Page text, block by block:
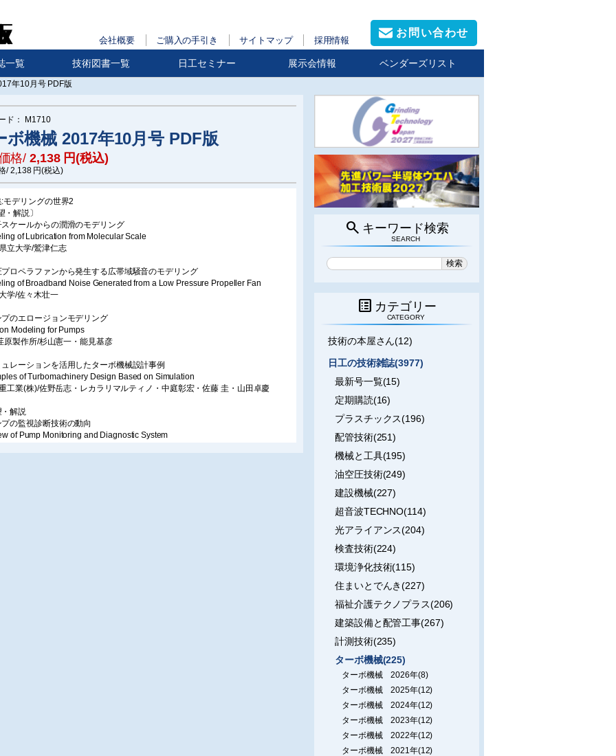
会社概要 ご購入の手引き サイトマップ 採用情報
お問い合わせ
一覧 技術図書一覧 日工セミナー 展示会情報 ベンダーズリスト
年10月号 PDF版
ド： M1710
ボ機械 2017年10月号 PDF版
格/ 2,138円(税込)
/ 2,138円(税込)
モデリングの世界2
・解説〕
スケールからの潤滑のモデリング
of Lubrication from Molecular Scale
立大学/鷲津仁志
プロペラファンから発生する広帯域騒音のモデリング
of Broadband Noise Generated from a Low Pressure Propeller Fan
学/佐々木壮一
プのエロージョンモデリング
Modeling for Pumps
原製作所/杉山憲一・能見基彦
ュレーションを活用したターボ機械設計事例
of Turbomachinery Design Based on Simulation
工業(株)/佐野岳志・レカラリマルティノ・中庭彰宏・佐藤 圭・山田卓慶
解説
プの監視診断技術の動向
of Pump Monitoring and Diagnostic System
search キーワード検索
SEARCH
list_alt カテゴリー
CATEGORY
技術の本屋さん(12)
日工の技術雑誌(3977)
最新号一覧(15)
定期購読(16)
プラスチックス(196)
配管技術(251)
機械と工具(195)
油空圧技術(249)
建設機械(227)
超音波TECHNO(114)
光アライアンス(204)
検査技術(224)
環境浄化技術(115)
住まいとでんき(227)
福祉介護テクノプラス(206)
建築設備と配管工事(267)
計測技術(235)
ターボ機械(225)
ターボ機械 2026年(8)
ターボ機械 2025年(12)
ターボ機械 2024年(12)
ターボ機械 2023年(12)
ターボ機械 2022年(12)
ターボ機械 2021年(12)